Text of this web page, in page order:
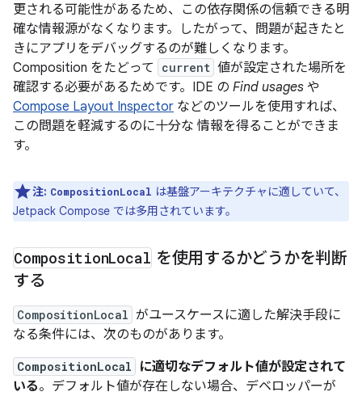
更される可能性があるため、この依存関係の信頼できる明
確な情報源がなくなります。したがって、問題が起きたと
きにアプリをデバッグするのが難しくなります。
Composition をたどって
current 値が設定された場所を
確認する必要があるためです。 IDE の Find usages や
Compose Layout Inspector などのツールを使用すれば、
この問題を軽減するのに十分な 情報を得ることができま
す。
注: CompositionLocal は基盤アーキテクチャに適していて、
Jetpack Compose では多用されています。
CompositionLocal を使用するかどうかを判断
する
CompositionLocal がユースケースに適した解決手段に
なる条件には、次のものがあります。
CompositionLocal
に適切なデフォルト値が設定されて
いる。デフォルト値が存在しない場合、デベロッパーが